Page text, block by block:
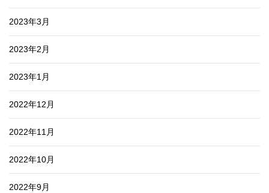
2023年3月
2023年2月
2023年1月
2022年12月
2022年11月
2022年10月
2022年9月